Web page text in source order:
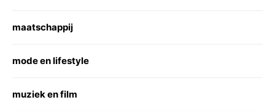
maatschappij
mode en lifestyle
muziek en film